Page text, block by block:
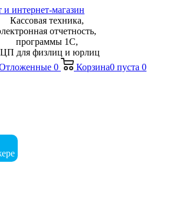
Кассовая техника,
отчетность,
программы 1С,
для физлиц и юрлиц
0 Корзина0 пуста 0